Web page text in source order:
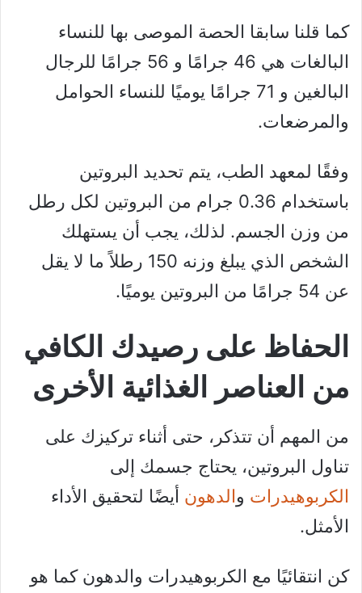
كما قلنا سابقا الحصة الموصى بها للنساء
البالغات هي 46 جرامًا و 56 جرامًا للرجال
البالغين و 71 جرامًا يوميًا للنساء الحوامل
والمرضعات.
وفقًا لمعهد الطب، يتم تحديد البروتين
باستخدام 0.36 جرام من البروتين لكل رطل
من وزن الجسم. لذلك، يجب أن يستهلك
الشخص الذي يبلغ وزنه 150 رطلاً ما لا يقل
عن 54 جرامًا من البروتين يوميًا.
الحفاظ على رصيدك الكافي
من العناصر الغذائية الأخرى
من المهم أن تتذكر، حتى أثناء تركيزك على
تناول البروتين، يحتاج جسمك إلى
الكربوهيدرات والدهون أيضًا لتحقيق الأداء
الأمثل.
كن انتقائيًا مع الكربوهيدرات والدهون كما هو